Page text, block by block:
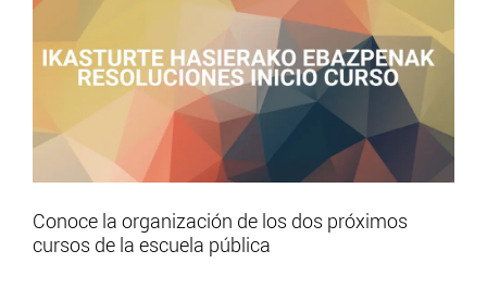
Conoce la organización de los dos próximos
cursos de la escuela pública